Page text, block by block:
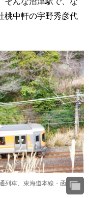
中軒の宇野秀彦代
列車、東海道本線・函